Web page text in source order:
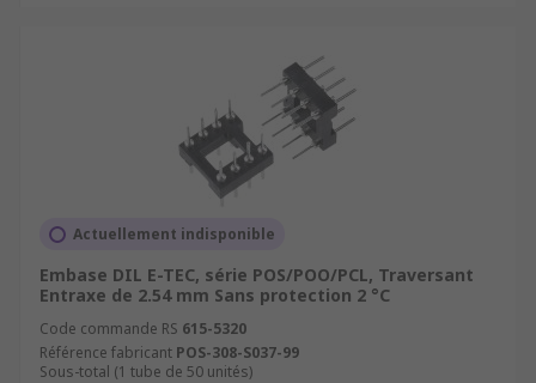
Actuellement indisponible
Embase DIL E-TEC, série POS/POO/PCL, Traversant
Entraxe de 2.54 mm Sans protection 2 °C
Code commande RS 615-5320
Référence fabricant POS-308-S037-99
Sous-total (1 tube de 50 unités)